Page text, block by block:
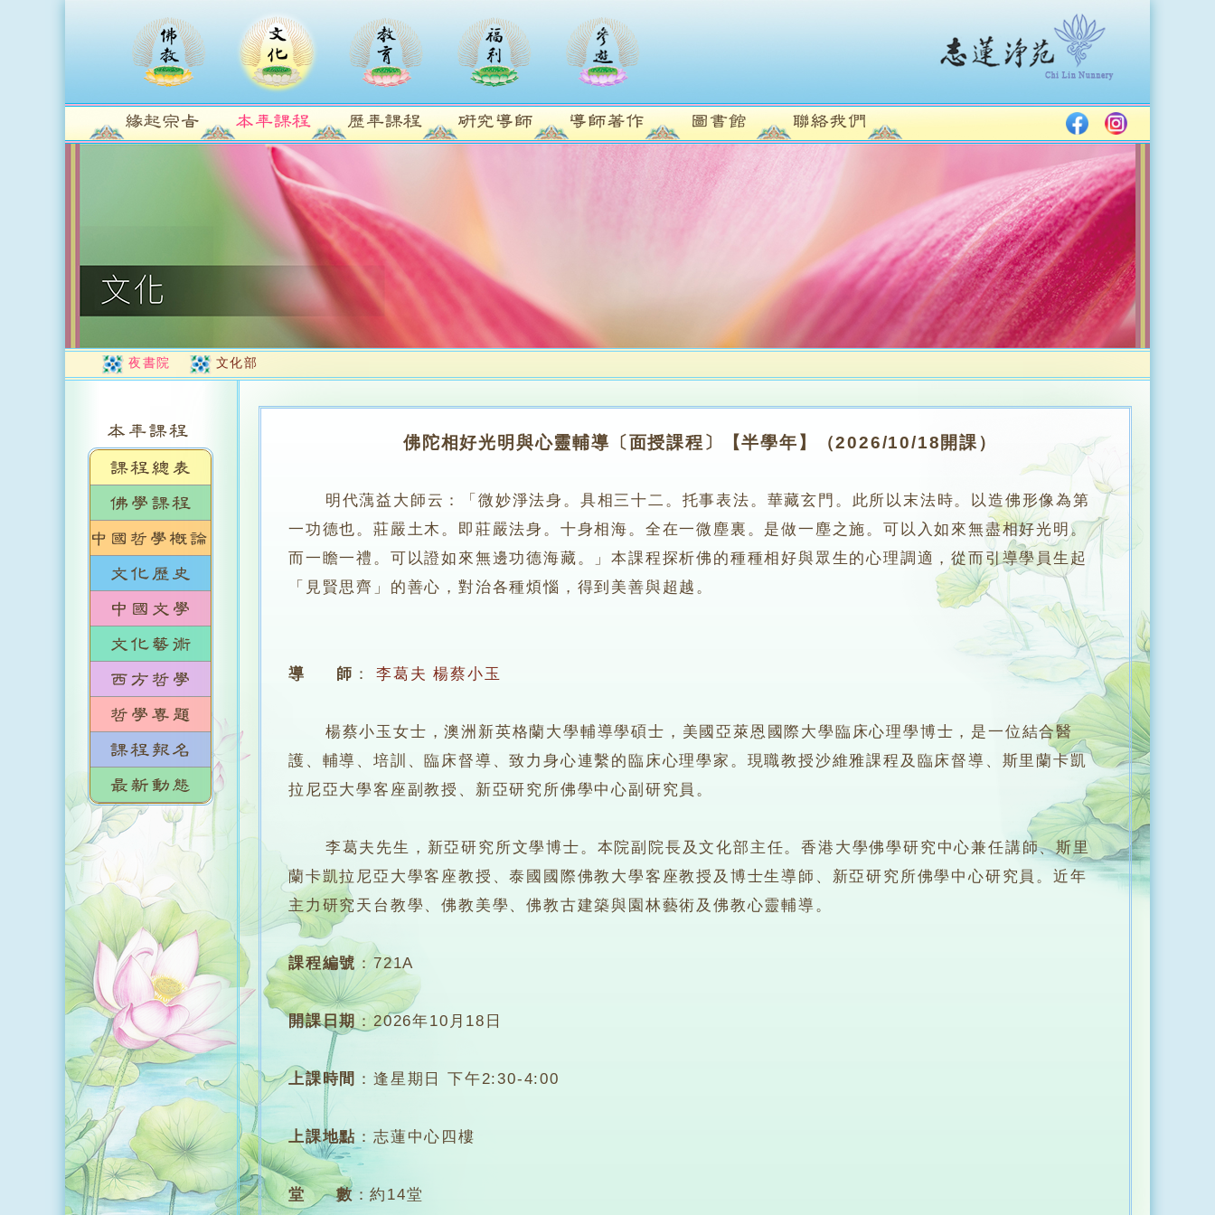
夜書院 文化部
佛陀相好光明與心靈輔導〔面授課程〕【半學年】（2026/10/18開課）
明代蕅益大師云：「微妙淨法身。具相三十二。托事表法。華藏玄門。此所以末法時。以造佛形像為第
一功德也。莊嚴土木。即莊嚴法身。十身相海。全在一微塵裏。是做一塵之施。可以入如來無盡相好光明。
而一瞻一禮。可以證如來無邊功德海藏。」本課程探析佛的種種相好與眾生的心理調適，從而引導學員生起
「見賢思齊」的善心，對治各種煩惱，得到美善與超越。
導 師 ： 李葛夫 楊蔡小玉
楊蔡小玉女士，澳洲新英格蘭大學輔導學碩士，美國亞萊恩國際大學臨床心理學博士，是一位結合醫
護、輔導、培訓、臨床督導、致力身心連繫的臨床心理學家。現職教授沙維雅課程及臨床督導、斯里蘭卡凱
拉尼亞大學客座副教授、新亞研究所佛學中心副研究員。
李葛夫先生，新亞研究所文學博士。本院副院長及文化部主任。香港大學佛學研究中心兼任講師、斯里
蘭卡凱拉尼亞大學客座教授、泰國國際佛教大學客座教授及博士生導師、新亞研究所佛學中心研究員。近年
主力研究天台教學、佛教美學、佛教古建築與園林藝術及佛教心靈輔導。
課程編號 ：721A
開課日期 ：2026年10月18日
上課時間 ：逢星期日 下午2:30-4:00
上課地點 ：志蓮中心四樓
堂 數：約14堂